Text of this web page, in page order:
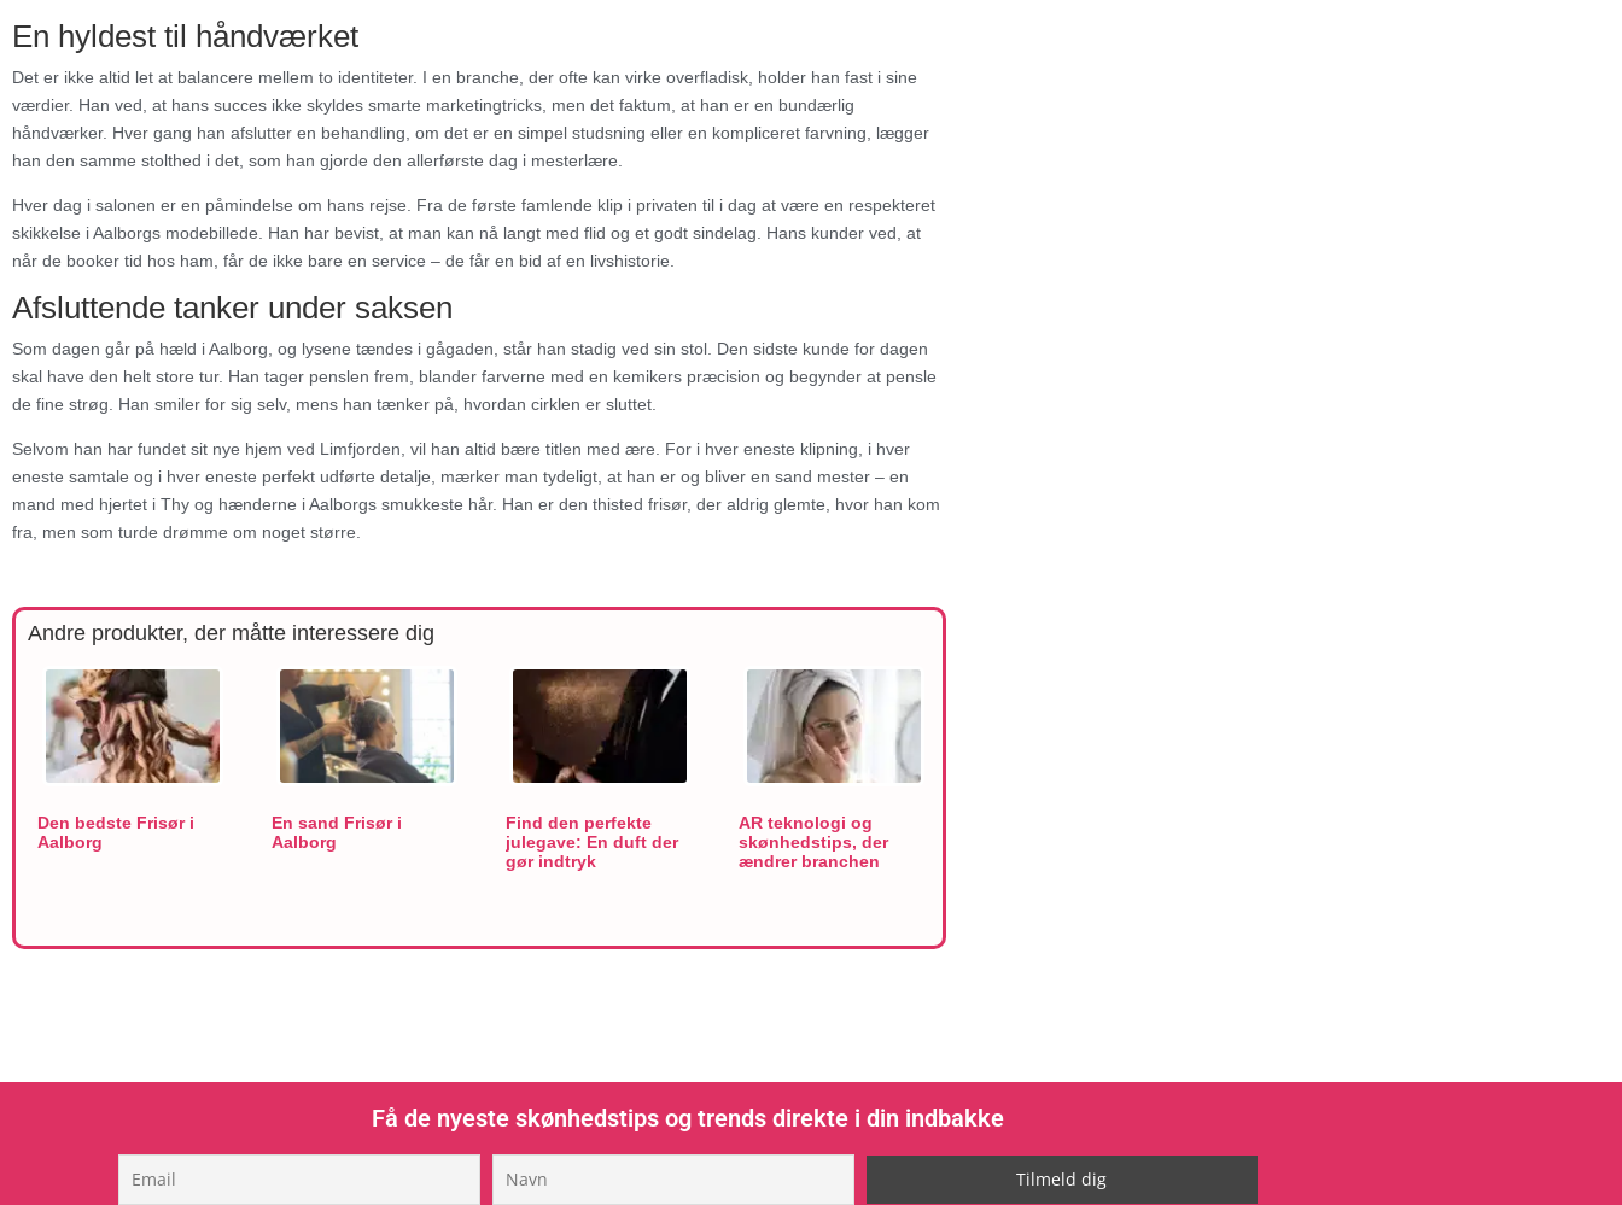
En hyldest til håndværket
Det er ikke altid let at balancere mellem to identiteter. I en branche, der ofte kan virke overfladisk, holder han fast i sine
værdier. Han ved, at hans succes ikke skyldes smarte marketingtricks, men det faktum, at han er en bundærlig
håndværker. Hver gang han afslutter en behandling, om det er en simpel studsning eller en kompliceret farvning, lægger
han den samme stolthed i det, som han gjorde den allerførste dag i mesterlære.
Hver dag i salonen er en påmindelse om hans rejse. Fra de første famlende klip i privaten til i dag at være en respekteret
skikkelse i Aalborgs modebillede. Han har bevist, at man kan nå langt med flid og et godt sindelag. Hans kunder ved, at
når de booker tid hos ham, får de ikke bare en service – de får en bid af en livshistorie.
Afsluttende tanker under saksen
Som dagen går på hæld i Aalborg, og lysene tændes i gågaden, står han stadig ved sin stol. Den sidste kunde for dagen
skal have den helt store tur. Han tager penslen frem, blander farverne med en kemikers præcision og begynder at pensle
de fine strøg. Han smiler for sig selv, mens han tænker på, hvordan cirklen er sluttet.
Selvom han har fundet sit nye hjem ved Limfjorden, vil han altid bære titlen med ære. For i hver eneste klipning, i hver
eneste samtale og i hver eneste perfekt udførte detalje, mærker man tydeligt, at han er og bliver en sand mester – en
mand med hjertet i Thy og hænderne i Aalborgs smukkeste hår. Han er den thisted frisør, der aldrig glemte, hvor han kom
fra, men som turde drømme om noget større.
Andre produkter, der måtte interessere dig
Den bedste Frisør i
Aalborg
En sand Frisør i
Aalborg
Find den perfekte
julegave: En duft der
gør indtryk
AR teknologi og
skønhedstips, der
ændrer branchen
Få de nyeste skønhedstips og trends direkte i din indbakke